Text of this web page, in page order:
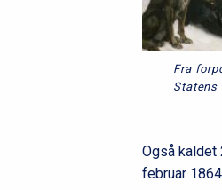
Fra
Statens
Også kaldet
februar